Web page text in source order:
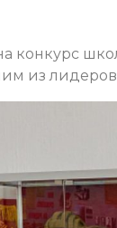
конкурс
из